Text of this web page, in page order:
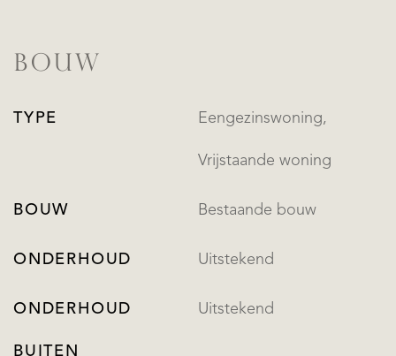
BOUW
TYPE Eengezinswoning,
Vrijstaande woning
BOUW Bestaande bouw
ONDERHOUD Uitstekend
ONDERHOUD
BUITEN
Uitstekend